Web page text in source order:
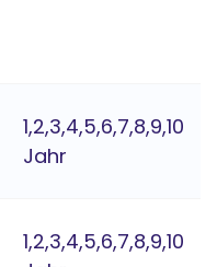
1,2,3,4,5,6,7,8,9,10
Jahr
1,2,3,4,5,6,7,8,9,10